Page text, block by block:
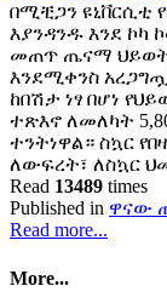
በሚቺጋን ዩኒቨርሲቲ
እያንዳንዱ እንደ ኮካ
መጠጥ ጤናማ
እንደሚቀንስ
ከበሽታ ነፃ በሆነ
ተጽእኖ ለመለካት
ተንትነዋል። ስኳር
ለውፍረት፣ ለስኳር
Read 13489 times
Published in ዋናው
Read more...
More...